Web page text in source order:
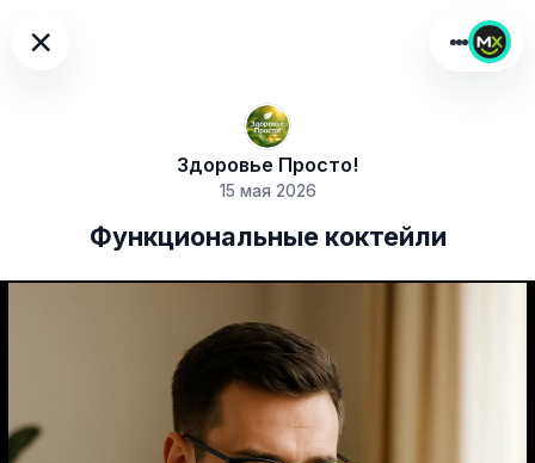
×
Здоровье Просто!
15 мая 2026
Функциональные коктейли